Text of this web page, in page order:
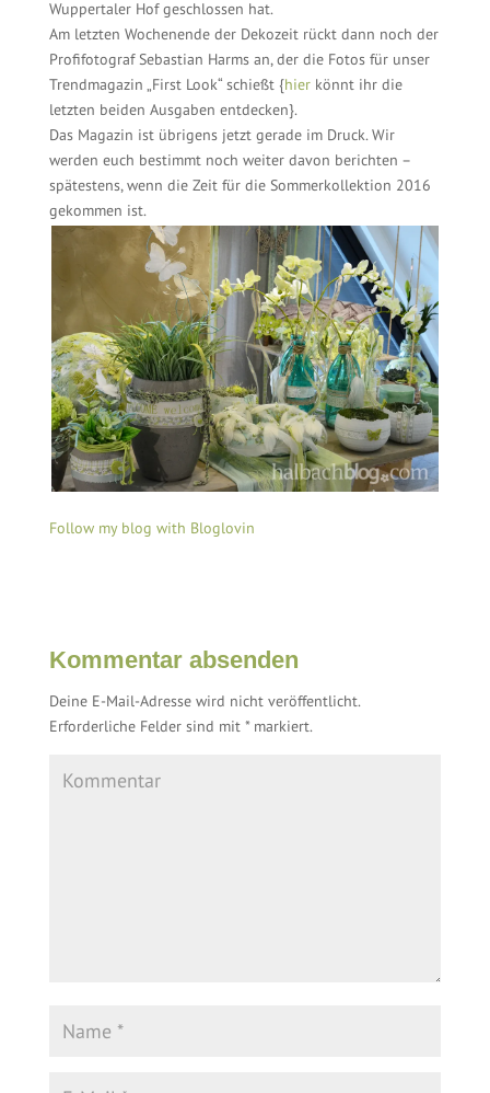
Wuppertaler Hof geschlossen hat.
Am letzten Wochenende der Dekozeit rückt dann noch der
Profifotograf Sebastian Harms an, der die Fotos für unser
Trendmagazin „First Look“ schießt {hierkönnt ihr die
letzten beiden Ausgaben entdecken}.
Das Magazin ist übrigens jetzt gerade im Druck. Wir
werden euch bestimmt noch weiter davon berichten –
spätestens, wenn die Zeit für die Sommerkollektion 2016
gekommen ist.
Follow my blog with Bloglovin
Kommentar absenden
Deine E-Mail-Adresse wird nicht veröffentlicht.
Erforderliche Felder sind mit *markiert.